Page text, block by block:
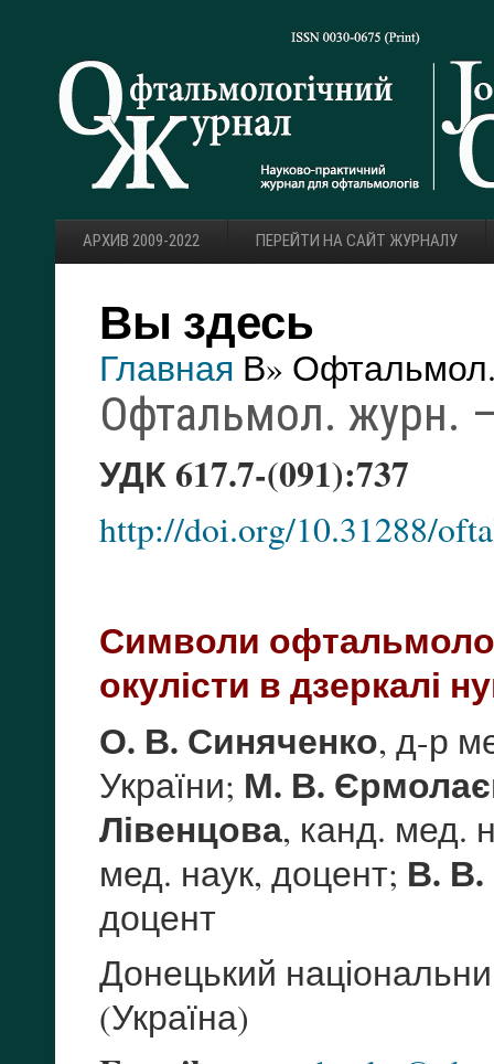
АРХИВ 2009-2022 ПЕРЕЙТИ НА САЙТ ЖУРНАЛУ
Вы здесь
Главная В»
Офтальмол. журн.
УДК 617.7-(091):737
http://doi.org/10.31288/
Символи
окулісти в дзеркалі
О. В. Синяченко, д-р
України; М. В.
Лівенцова, канд. мед.
мед. наук, доцент; В. В.
доцент
Донецький
(Україна)